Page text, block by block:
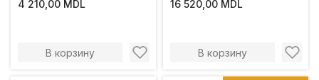
4 210,00 MDL
В корзину
16 520,00 MDL
В корзину